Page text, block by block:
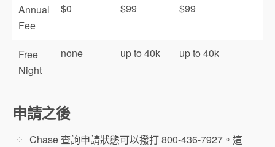
Annual
Fee
$0 $99 $99
Free
Night
none up to 40k up to 40k
申請之後
Chase 查詢申請狀態可以撥打 800-436-7927。這